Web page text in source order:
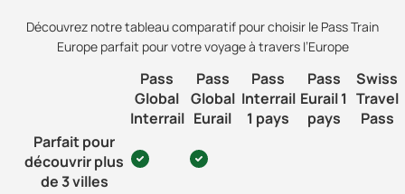
Découvrez notre tableau comparatif pour choisir le Pass Train
Europe parfait pour votre voyage à travers l’Europe
Pass
Global
Interrail
Pass
Global
Eurail
Pass
Interrail
1 pays
Pass
Eurail 1
pays
Swiss
Travel
Pass
Parfait pour
découvrir plus
de 3 villes